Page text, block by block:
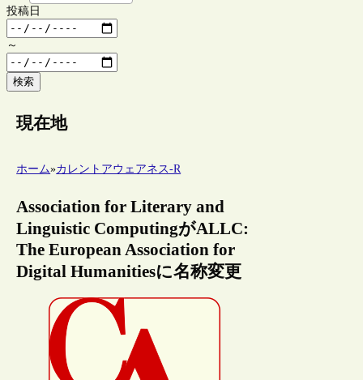
投稿日
～
検索
現在地
ホーム»カレントアウェアネス-R
Association for Literary and
Linguistic ComputingがALLC:
The European Association for
Digital Humanitiesに名称変更